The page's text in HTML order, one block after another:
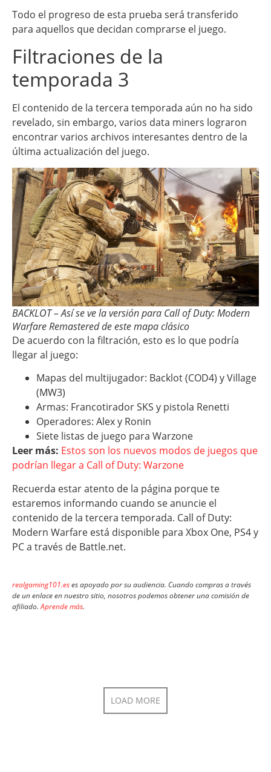
Todo el progreso de esta prueba será transferido
para aquellos que decidan comprarse el juego.
Filtraciones de la
temporada 3
El contenido de la tercera temporada aún no ha sido
revelado, sin embargo, varios data miners lograron
encontrar varios archivos interesantes dentro de la
última actualización del juego.
BACKLOT – Así se ve la versión para Call of Duty: Modern
Warfare Remastered de este mapa clásico
De acuerdo con la filtración, esto es lo que podría
llegar al juego:
Mapas del multijugador: Backlot (COD4) y Village
(MW3)
Armas: Francotirador SKS y pistola Renetti
Operadores: Alex y Ronin
Siete listas de juego para Warzone
Leer más: Estos son los nuevos modos de juegos que
podrían llegar a Call of Duty: Warzone
Recuerda estar atento de la página porque te
estaremos informando cuando se anuncie el
contenido de la tercera temporada. Call of Duty:
Modern Warfare está disponible para Xbox One, PS4 y
PC a través de Battle.net.
realgaming101.eses apoyado por su audiencia. Cuando compras a través
de un enlace en nuestro sitio, nosotros podemos obtener una comisión de
afiliado.Aprende más.
LOAD MORE